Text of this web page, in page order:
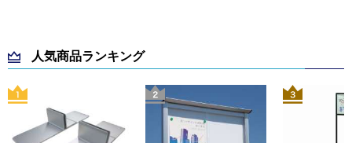
人気商品ランキング